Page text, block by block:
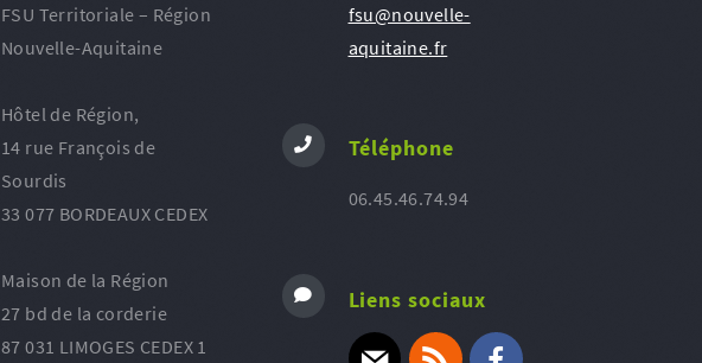
FSU Territoriale – Région
Nouvelle-Aquitaine
Hôtel de Région,
14 rue François de
Sourdis
33 077 BORDEAUX CEDEX
Maison de la Région
27 bd de la corderie
87 031 LIMOGES CEDEX 1
fsu@nouvelle-
aquitaine.fr
Téléphone
06.45.46.74.94
Liens sociaux